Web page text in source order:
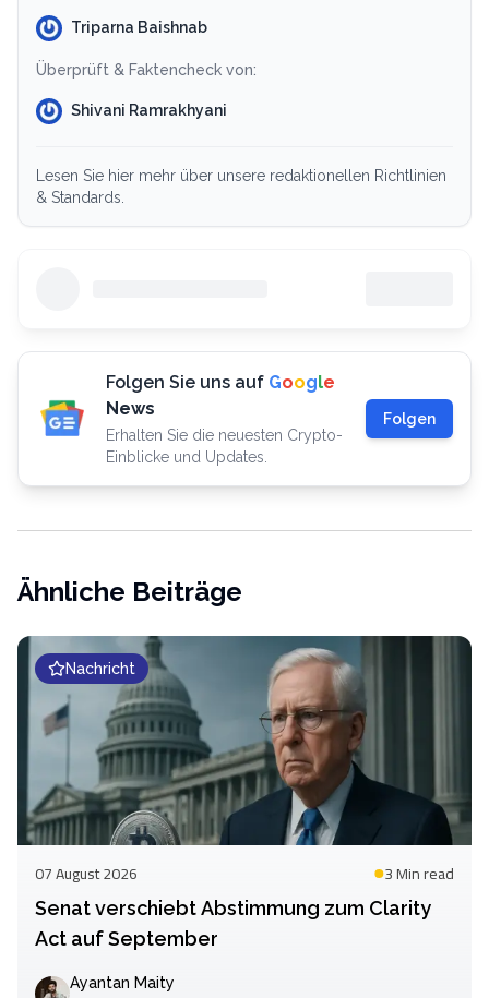
Triparna Baishnab
Überprüft & Faktencheck von:
Shivani Ramrakhyani
Lesen Sie hier mehr über unsere redaktionellen Richtlinien
& Standards.
Folgen Sie uns auf Google
News
Erhalten Sie die neuesten Crypto-
Einblicke und Updates.
Folgen
Ähnliche Beiträge
Nachricht
07 August 2026 3 Minread
Senat verschiebt Abstimmung zum Clarity
Act auf September
Ayantan Maity